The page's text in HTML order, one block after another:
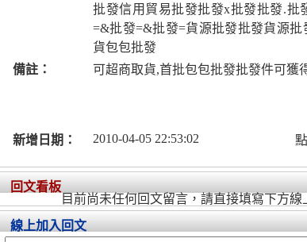
批發信用貿易批發批發x批發批發.批
=&批發=&批發=貨源批發批發貨源
貨包包批發
備註：
可超商取貨,首批包包批發批發件可獲
新增日期： 2010-04-05 22:53:02
回文看板
目前尚未任何回文留言，請直接填寫下方
線上加入回文